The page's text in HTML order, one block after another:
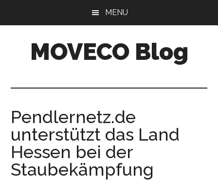
MENU
MOVECO Blog
aus
Bonn
Pendlernetz.de
unterstützt das Land
Hessen bei der
Staubekämpfung